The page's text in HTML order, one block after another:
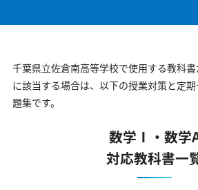
千葉県立佐倉南高等学校で使用する教科
に該当する場合は、以下の授業対策と定
題集です。
数学Ⅰ・数学
対応教科書一